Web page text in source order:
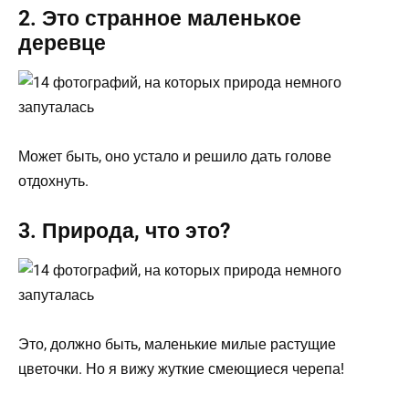
2. Это странное маленькое
деревце
Может быть, оно устало и решило дать голове
отдохнуть.
3. Природа, что это?
Это, должно быть, маленькие милые растущие
цветочки. Но я вижу жуткие смеющиеся черепа!